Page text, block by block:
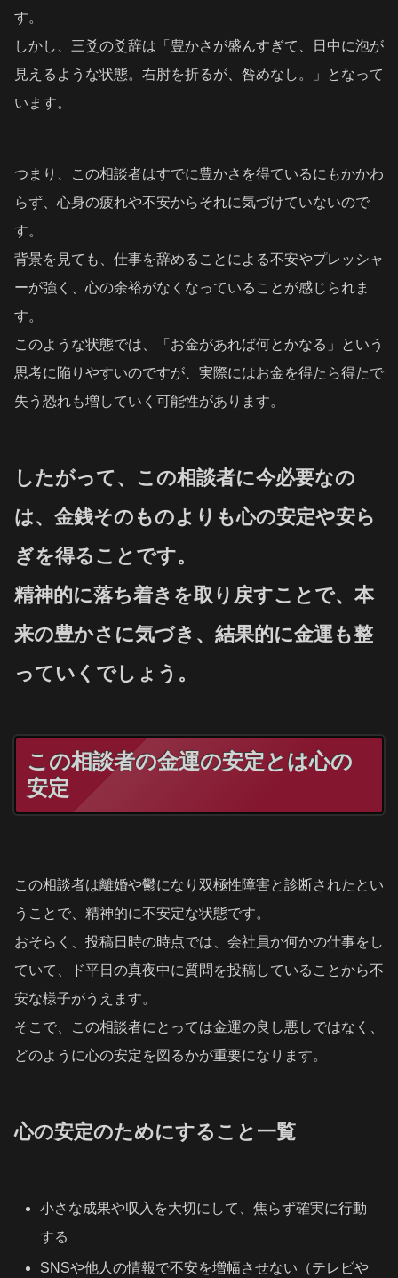
す。
しかし、三爻の爻辞は「豊かさが盛んすぎて、日中に泡が
見えるような状態。右肘を折るが、咎めなし。」となって
います。
つまり、この相談者はすでに豊かさを得ているにもかかわ
らず、心身の疲れや不安からそれに気づけていないので
す。
背景を見ても、仕事を辞めることによる不安やプレッシャ
ーが強く、心の余裕がなくなっていることが感じられま
す。
このような状態では、「お金があれば何とかなる」という
思考に陥りやすいのですが、実際にはお金を得たら得たで
失う恐れも増していく可能性があります。
したがって、この相談者に今必要なの
は、金銭そのものよりも心の安定や安ら
ぎを得ることです。
精神的に落ち着きを取り戻すことで、本
来の豊かさに気づき、結果的に金運も整
っていくでしょう。
この相談者の金運の安定とは心の
安定
この相談者は離婚や鬱になり双極性障害と診断されたとい
うことで、精神的に不安定な状態です。
おそらく、投稿日時の時点では、会社員か何かの仕事をし
ていて、ド平日の真夜中に質問を投稿していることから不
安な様子がうえます。
そこで、この相談者にとっては金運の良し悪しではなく、
どのように心の安定を図るかが重要になります。
心の安定のためにすること一覧
小さな成果や収入を大切にして、焦らず確実に行動
する
SNSや他人の情報で不安を増幅させない（テレビや